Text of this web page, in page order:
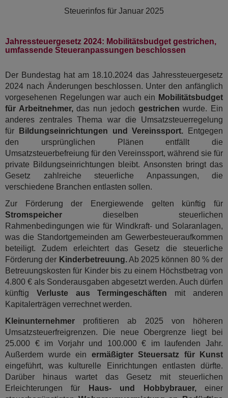
Steuerinfos für Januar 2025
Jahressteuergesetz 2024: Mobilitätsbudget gestrichen,
umfassende Steueranpassungen beschlossen
Der Bundestag hat am 18.10.2024 das Jahressteuergesetz
2024 nach Änderungen beschlossen. Unter den anfänglich
vorgesehenen Regelungen war auch ein Mobilitätsbudget
für Arbeitnehmer,das nun jedoch gestrichenwurde. Ein
anderes zentrales Thema war die Umsatzsteuerregelung
für
Bildungseinrichtungen und Vereinssport. Entgegen
den ursprünglichen Plänen entfällt die
Umsatzsteuerbefreiung für den Vereinssport, während sie für
private Bildungseinrichtungen bleibt. Ansonsten bringt das
Gesetz zahlreiche steuerliche Anpassungen, die
verschiedene Branchen entlasten sollen.
Zur Förderung der Energiewende gelten künftig für
Stromspeicher dieselben steuerlichen
Rahmenbedingungen wie für Windkraft- und Solaranlagen,
was die Standortgemeinden am Gewerbesteueraufkommen
beteiligt. Zudem erleichtert das Gesetz die steuerliche
Förderung der Kinderbetreuung.Ab 2025 können 80 % der
Betreuungskosten für Kinder bis zu einem Höchstbetrag von
4.800 € als Sonderausgaben abgesetzt werden. Auch dürfen
künftig Verluste aus Termingeschäften mit anderen
Kapitalerträgen verrechnet werden.
Kleinunternehmer profitieren ab 2025 von höheren
Umsatzsteuerfreigrenzen. Die neue Obergrenze liegt bei
25.000 € im Vorjahr und 100.000 € im laufenden Jahr.
Außerdem wurde ein ermäßigter Steuersatz für Kunst
eingeführt, was kulturelle Einrichtungen entlasten dürfte.
Darüber hinaus wartet das Gesetz mit steuerlichen
Erleichterungen für
Haus- und Hobbybrauer,einer